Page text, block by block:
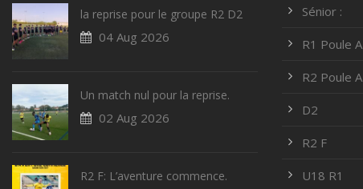
la reprise pour le groupe R2 D2
04 Aug 2026
Un match nul pour la reprise.
02 Aug 2026
R2 F: L’aventure commence.
Sénior :
R1 Poule A
R2 Poule A
D2
R2 F
U18 R1